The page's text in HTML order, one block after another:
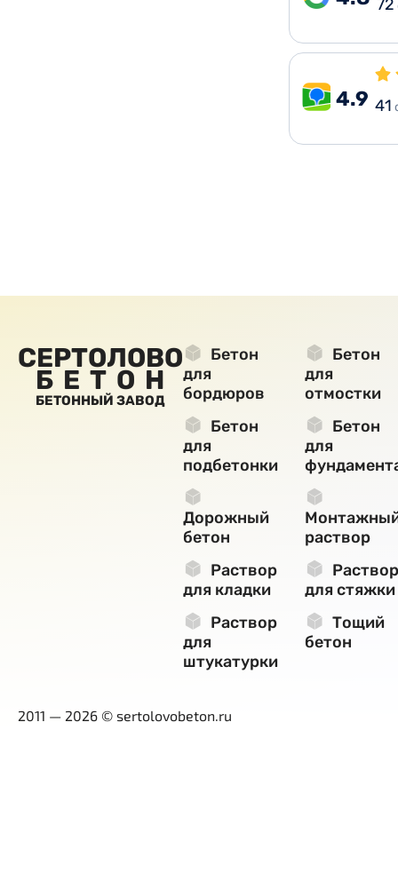
72
4.9 41
СЕРТОЛОВО
БЕТОН
БЕТОННЫЙ ЗАВОД
Бетон
для
бордюров
Бетон
для
отмостки
Бетон
для
подбетонки
Бетон
для
Дорожный
бетон
раствор
Раствор
для кладки
Раствор
для стяжки
Раствор
для
штукатурки
Тощий
бетон
2011 — 2026 © sertolovobeton.ru